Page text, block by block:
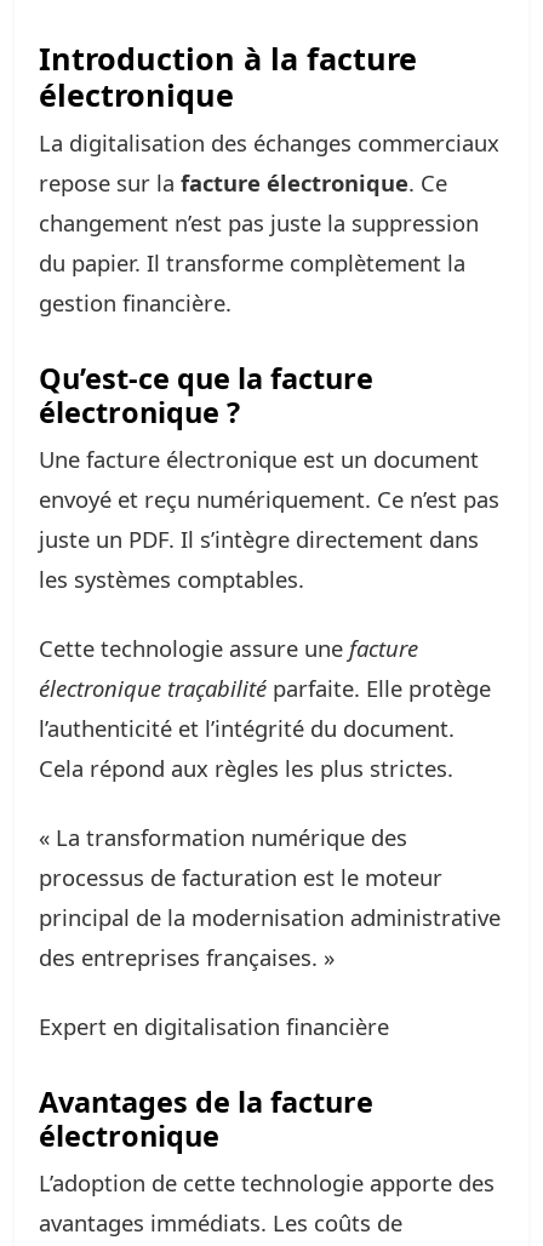
Introduction à la facture
électronique
La digitalisation des échanges commerciaux
repose sur la facture électronique. Ce
changement n’est pas juste la suppression
du papier. Il transforme complètement la
gestion financière.
Qu’est-ce que la facture
électronique ?
Une facture électronique est un document
envoyé et reçu numériquement. Ce n’est pas
juste un PDF. Il s’intègre directement dans
les systèmes comptables.
Cette technologie assure une facture
électronique traçabilité parfaite. Elle protège
l’authenticité et l’intégrité du document.
Cela répond aux règles les plus strictes.
« La transformation numérique des
processus de facturation est le moteur
principal de la modernisation administrative
des entreprises françaises. »
Expert en digitalisation financière
Avantages de la facture
électronique
L’adoption de cette technologie apporte des
avantages immédiats. Les coûts de